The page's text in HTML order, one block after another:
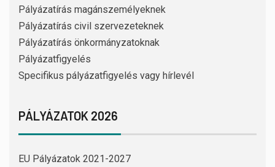
Pályázatírás magánszemélyeknek
Pályázatírás civil szervezeteknek
Pályázatírás önkormányzatoknak
Pályázatfigyelés
Specifikus pályázatfigyelés vagy hírlevél
PÁLYÁZATOK 2026
EU Pályázatok 2021-2027